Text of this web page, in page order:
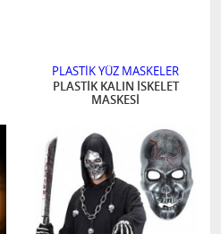
PLASTİK YÜZ MASKELER
PLASTİK KALIN İSKELET
MASKESİ